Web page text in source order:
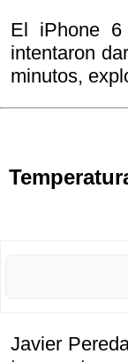
El iPhone
intentaron
minutos,
Javier